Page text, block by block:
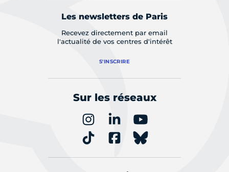
Les newsletters de Paris
Recevez directement par email
l'actualité de vos centres d'intérêt
S'INSCRIRE
Sur les réseaux